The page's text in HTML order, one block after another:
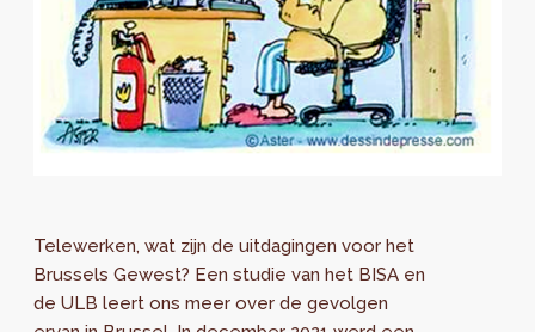
Telewerken, wat zijn de uitdagingen voor het
Brussels Gewest? Een studie van het BISA en
de ULB leert ons meer over de gevolgen